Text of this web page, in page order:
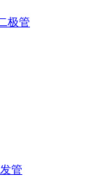
极管
管